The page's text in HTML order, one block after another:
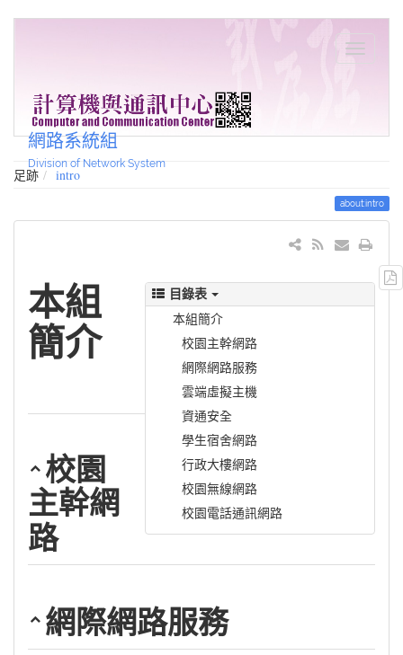
網路系統組
Division of Network System
足跡 intro
about:intro
目錄表
本組簡介
校園主幹網路
網際網路服務
雲端虛擬主機
資通安全
學生宿舍網路
行政大樓網路
校園無線網路
校園電話通訊網路
本組
簡介
校園
主幹網
路
網際網路服務